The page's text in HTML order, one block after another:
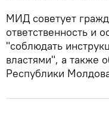
МИД советует
ответственность и
"соблюдать
властями", а также
Республики